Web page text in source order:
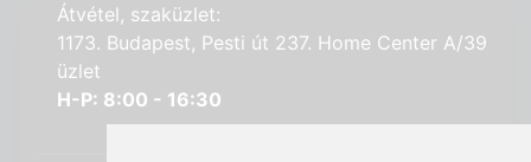
Átvétel, szaküzlet:
1173. Budapest, Pesti út 237. Home Center A/39
üzlet
H-P: 8:00 - 16:30